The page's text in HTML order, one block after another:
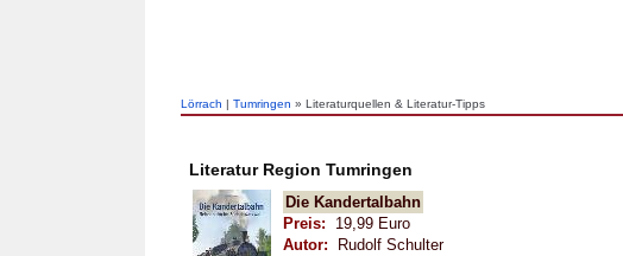
Lörrach | Tumringen » Literaturquellen & Literatur-Tipps
Literatur Region Tumringen
Die Kandertalbahn
Preis: 19,99 Euro
Autor: Rudolf Schulter